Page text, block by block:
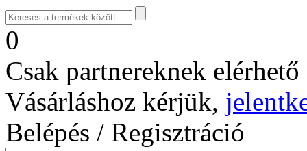
0
Csak partnereknek
Vásárláshoz kérjük,
Belépés / Regisztráció